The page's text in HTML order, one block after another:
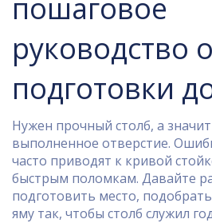
пошаговое
руководство
подготовки
Нужен прочный столб, а
выполненное отверстие.
часто приводят к кривой
быстрым поломкам. Давайте
подготовить место,
яму так, чтобы столб служил